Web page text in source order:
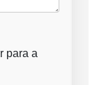
para a